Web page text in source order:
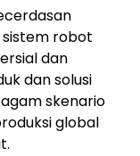
sistem robot
dan
dan solusi
skenario
global